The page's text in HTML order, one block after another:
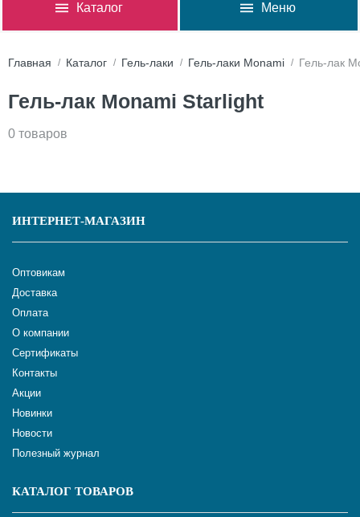
Каталог Меню
Главная Каталог Гель-лаки Гель-лаки Monami Гель-лак
Гель-лак Monami Starlight
0 товаров
ИНТЕРНЕТ-МАГАЗИН
Оптовикам
Доставка
Оплата
О компании
Сертификаты
Контакты
Акции
Новинки
Новости
Полезный журнал
КАТАЛОГ ТОВАРОВ